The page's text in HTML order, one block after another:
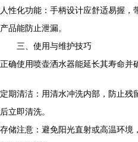
人性化功能：手柄设计应舒适易握
产品能防止泄漏。
三、使用与维护技巧
正确使用喷壶洒水器能延长其寿命并
定期清洁：用清水冲洗内部，防止残
后立即清洗。
存储注意：避免阳光直射或高温环境